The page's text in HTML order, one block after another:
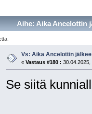
Aihe: Aika Ancelottin
Vs: Aika Ancelottin
« Vastaus #180 : 30.04.2025,
Se siitä